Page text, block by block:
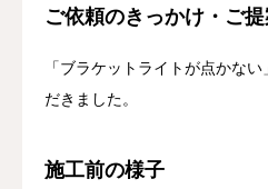
ご依頼のきっかけ・ご
「ブラケットライトが点かな
だきました。
施工前の様子